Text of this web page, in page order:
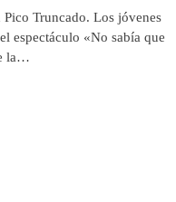
Truncado. Los jóvenes
espectáculo «No sabía que
la…